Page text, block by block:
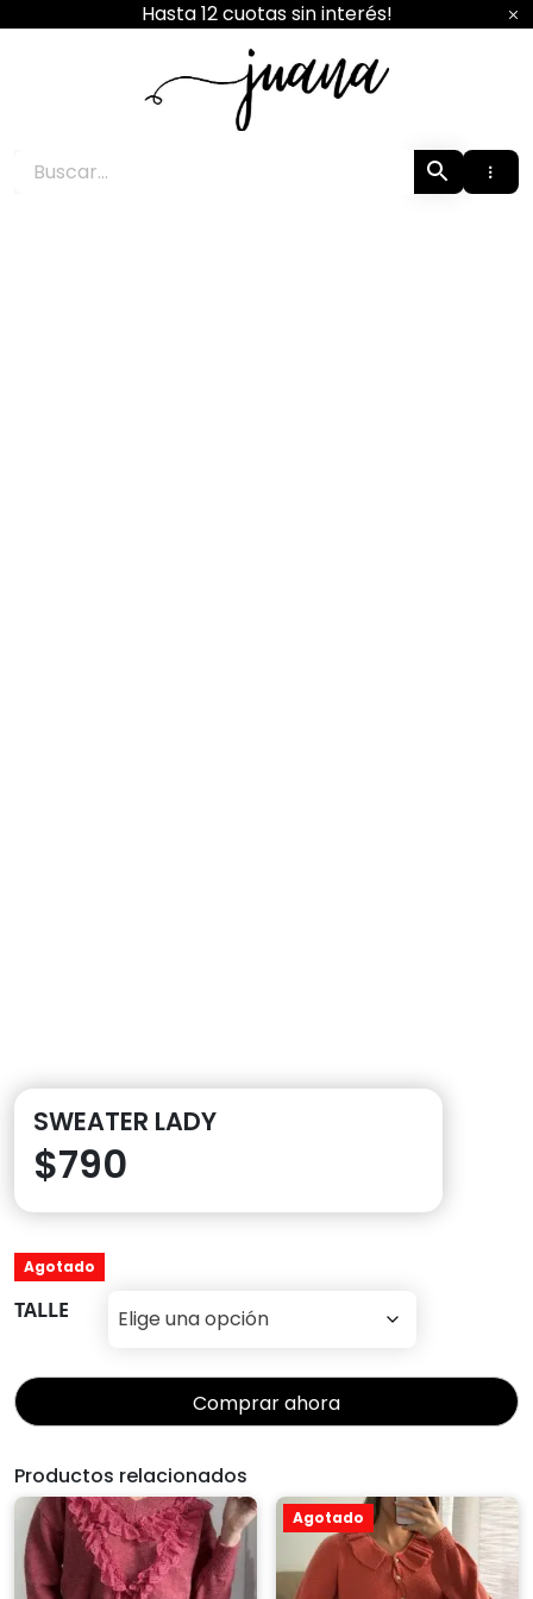
Hasta 12 cuotas sin interés!
SWEATER LADY
$790
Agotado
TALLE
Comprar ahora
Productos relacionados
Agotado